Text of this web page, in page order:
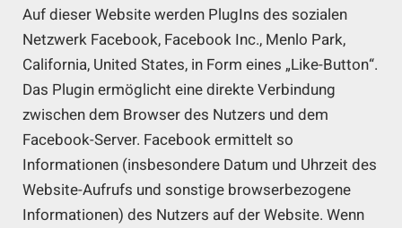
Auf dieser Website werden PlugIns des sozialen
Netzwerk Facebook, Facebook Inc., Menlo Park,
California, United States, in Form eines „Like-Button“.
Das Plugin ermöglicht eine direkte Verbindung
zwischen dem Browser des Nutzers und dem
Facebook-Server. Facebook ermittelt so
Informationen (insbesondere Datum und Uhrzeit des
Website-Aufrufs und sonstige browserbezogene
Informationen) des Nutzers auf der Website. Wenn